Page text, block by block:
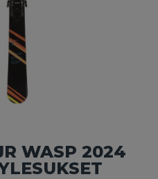
WASP 2024